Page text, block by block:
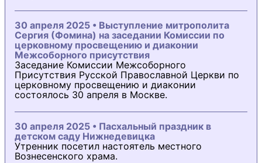
30 апреля 2025 • Выступление митрополита
Сергия (Фомина) на заседании Комиссии по
церковному просвещению и диаконии
Межсоборного присутствия
Заседание Комиссии Межсоборного
Присутствия Русской Православной Церкви по
церковному просвещению и диаконии
состоялось 30 апреля в Москве.
30 апреля 2025 • Пасхальный праздник в
детском саду Нижнедевицка
Утренник посетил настоятель местного
Вознесенского храма.